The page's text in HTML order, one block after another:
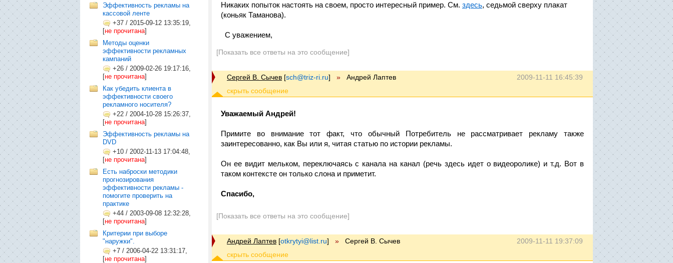
Эффективность рекламы на
кассовой ленте
+37 / 2015-09-12 13:35:19,
[не прочитана]
Методы оценки
эффективности рекламных
кампаний
+26 / 2009-02-26 19:17:16,
[не прочитана]
Как убедить клиента в
эффективности своего
рекламного носителя?
+22 / 2004-10-28 15:26:37,
[не прочитана]
Эффективность рекламы на
DVD
+10 / 2002-11-13 17:04:48,
[не прочитана]
Есть наброски методики
прогнозирования
эффективности рекламы -
помогите проверить на
практике
+44 / 2003-09-08 12:32:28,
[не прочитана]
Критерии при выборе
"наружки".
+7 / 2006-04-22 13:31:17,
[не прочитана]
Никаких попыток настоять на своем, просто интересный пример. См. здесь, седьмой сверху плакат
(коньяк Таманова).
С уважением,
[Показать все ответы на это сообщение]
2009-11-11 16:45:39
Сергей В. Сычев [sch@triz-ri.ru] » Андрей Лаптев
Уважаемый Андрей!
Примите во внимание тот факт, что обычный Потребитель не рассматривает рекламу также
заинтересованно, как Вы или я, читая статью по истории рекламы.
Он ее видит мельком, переключаясь с канала на канал (речь здесь идет о видеоролике) и т.д. Вот в
таком контексте он только слона и приметит.
Спасибо,
[Показать все ответы на это сообщение]
2009-11-11 19:37:09
Андрей Лаптев [otkrytyi@list.ru] » Сергей В. Сычев